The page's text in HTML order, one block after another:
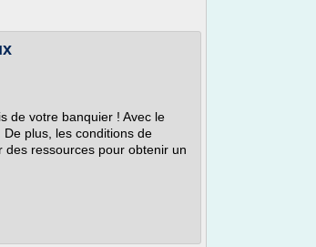
de votre banquier ! Avec le
plus, les conditions de
ressources pour obtenir un